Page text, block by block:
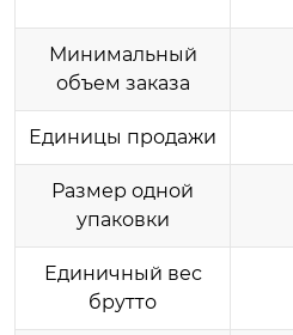
Минимальный
объем заказа
Единицы продажи
Размер одной
упаковки
Единичный вес
брутто